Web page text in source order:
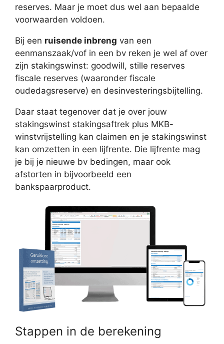
reserves. Maar je moet dus wel aan bepaalde
voorwaarden voldoen.
Bij een ruisende inbreng van een
eenmanszaak/vof in een bv reken je wel af over
zijn stakingswinst: goodwill, stille reserves
fiscale reserves (waaronder fiscale
oudedagsreserve) en desinvesteringsbijtelling.
Daar staat tegenover dat je over jouw
stakingswinst stakingsaftrek plus MKB-
winstvrijstelling kan claimen en je stakingswinst
kan omzetten in een lijfrente. Die lijfrente mag
je bij je nieuwe bv bedingen, maar ook
afstorten in bijvoorbeeld een
bankspaarproduct.
Stappen in de berekening